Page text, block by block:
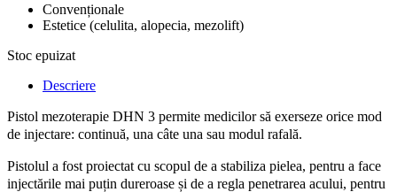
Convenționale
Estetice (celulita, alopecia, mezolift)
Stoc epuizat
Descriere
Pistol mezoterapie DHN 3 permite medicilor să exerseze orice mod
de injectare: continuă, una câte una sau modul rafală.
Pistolul a fost proiectat cu scopul de a stabiliza pielea, pentru a face
injectările mai puțin dureroase și de a regla penetrarea acului, pentru